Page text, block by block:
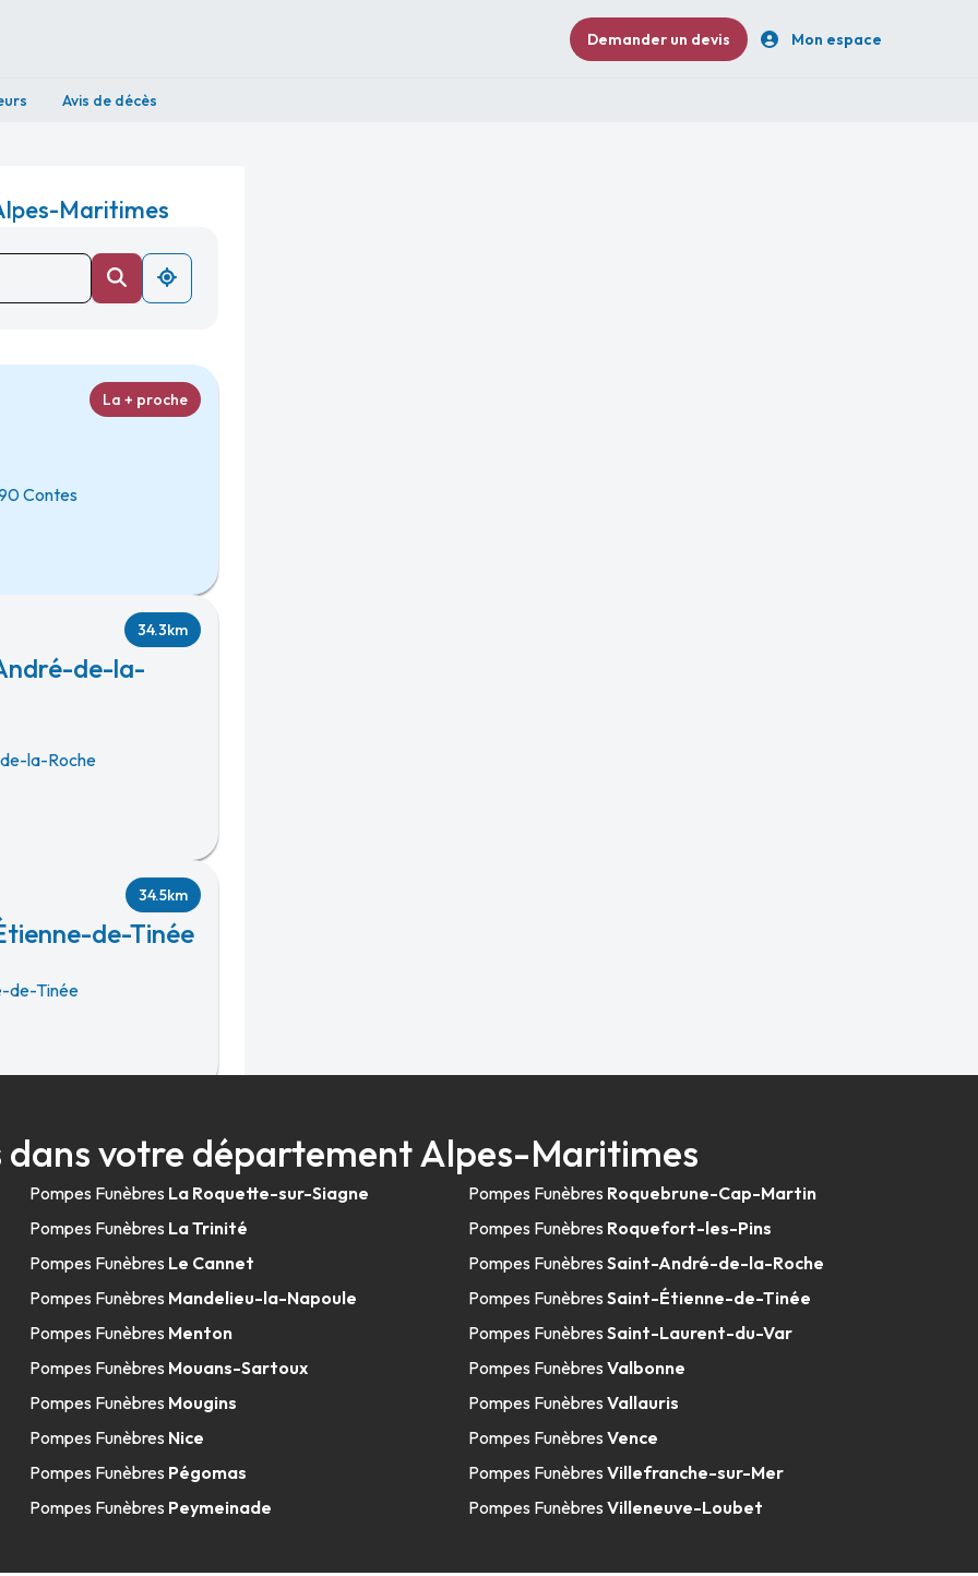
Demander un devis Mon espace
Avis de décès
Maritimes
La + proche
Contes
de-la-
34.3km
la-Roche
de-Tinée
34.5km
de-Tinée
06340 La Trinité
Ray
dans votre département Alpes-Maritimes
Pompes Funèbres La Roquette-sur-Siagne
Pompes Funèbres La Trinité
Pompes Funèbres Le Cannet
Pompes Funèbres Mandelieu-la-Napoule
Pompes Funèbres Menton
Pompes Funèbres Mouans-Sartoux
Pompes Funèbres Mougins
Pompes Funèbres Nice
Pompes Funèbres Pégomas
Pompes Funèbres Peymeinade
Pompes Funèbres Roquebrune-Cap-Martin
Pompes Funèbres Roquefort-les-Pins
Pompes FunèbresSaint-André-de-la-Roche
Pompes FunèbresSaint-Étienne-de-Tinée
Pompes FunèbresSaint-Laurent-du-Var
Pompes FunèbresValbonne
Pompes FunèbresVallauris
Pompes FunèbresVence
Pompes FunèbresVillefranche-sur-Mer
Pompes FunèbresVilleneuve-Loubet